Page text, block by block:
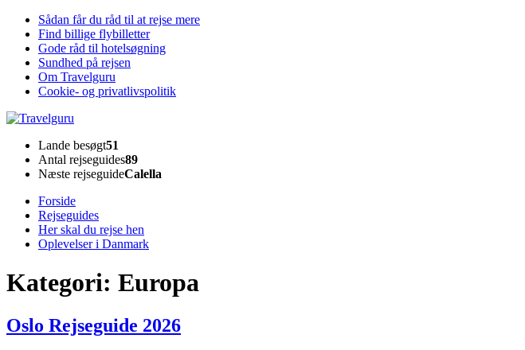
Sådan får du råd til at rejse mere
Find billige flybilletter
Gode råd til hotelsøgning
Sundhed på rejsen
Om Travelguru
Cookie- og privatlivspolitik
TravelguruLande besøgt51
Antal rejseguides89
Næste rejseguideCalella
Forside
Rejseguides
Her skal du rejse hen
Oplevelser i Danmark
Kategori: Europa
Oslo Rejseguide 2026